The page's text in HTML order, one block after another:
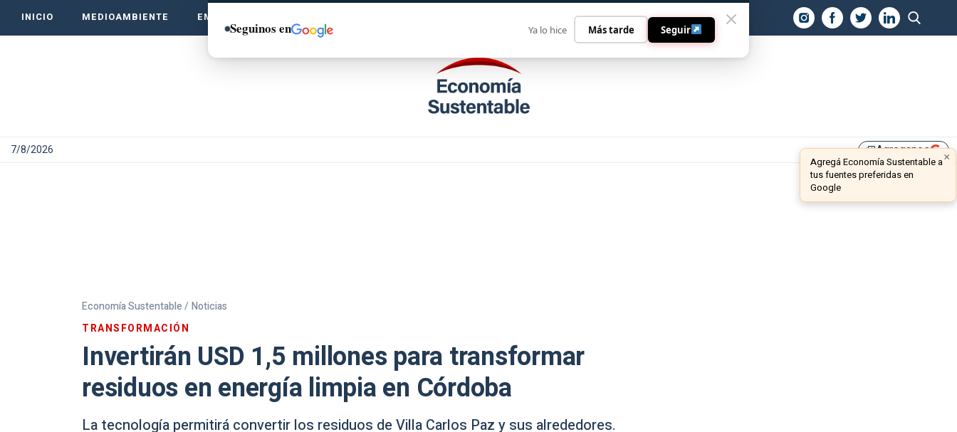
INICIO MEDIOAMBIENTE EMPRENDE VERDE CONTACTO
7/8/2026 library_addAgreganos ×
Agregá Economía Sustentable a
tus fuentes preferidas en
Google
Economía Sustentable / Noticias
TRANSFORMACIÓN
Invertirán USD 1,5 millones para transformar
residuos en energía limpia en Córdoba
La tecnología permitirá convertir los residuos de Villa Carlos Paz y sus alrededores.
Seguinos en Ya lo hice Más tarde Seguir